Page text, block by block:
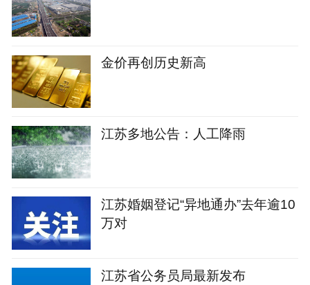
金价再创历史新高
江苏多地公告：人工降雨
江苏婚姻登记“异地通办”去年逾10
万对
江苏省公务员局最新发布